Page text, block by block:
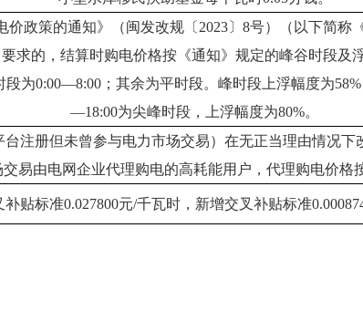
政策的通知》（闽发改规〔2023〕8号）（以下简
求的，结算时购电价格按《通知》规定的峰谷时段
为0:00—8:00；其余为平时段。峰时段上浮幅度为
—18:00为尖峰时段，上浮幅度为80%。
注册但未曾参与电力市场交易）在无正当理由情况
易由电网企业代理购电的高耗能用户，代理购电价
贴标准0.027800元/千瓦时，新增交叉补贴标准